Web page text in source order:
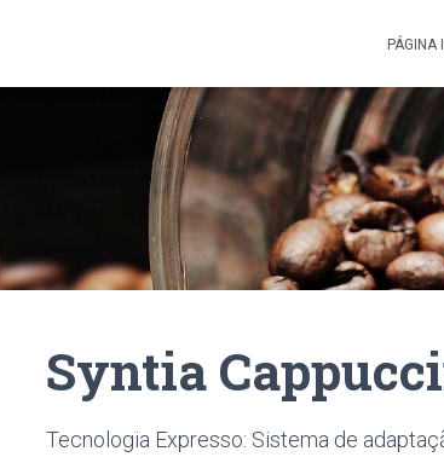
PÁGINA
Syntia
Tecnologia Expresso: Sistema de